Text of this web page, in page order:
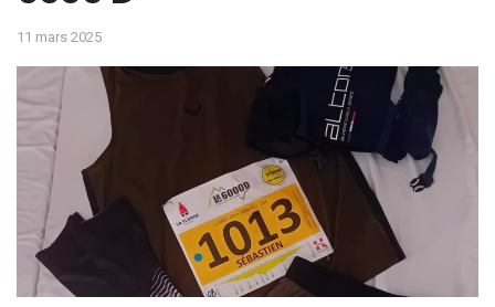
11 mars 2025